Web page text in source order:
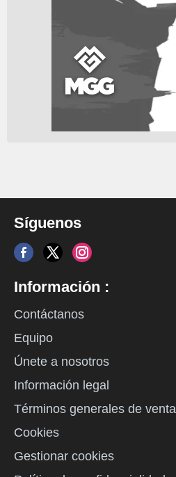
Síguenos
Información :
Contáctanos
Equipo
Únete a nosotros
Información legal
Términos generales de venta
Cookies
Gestionar cookies